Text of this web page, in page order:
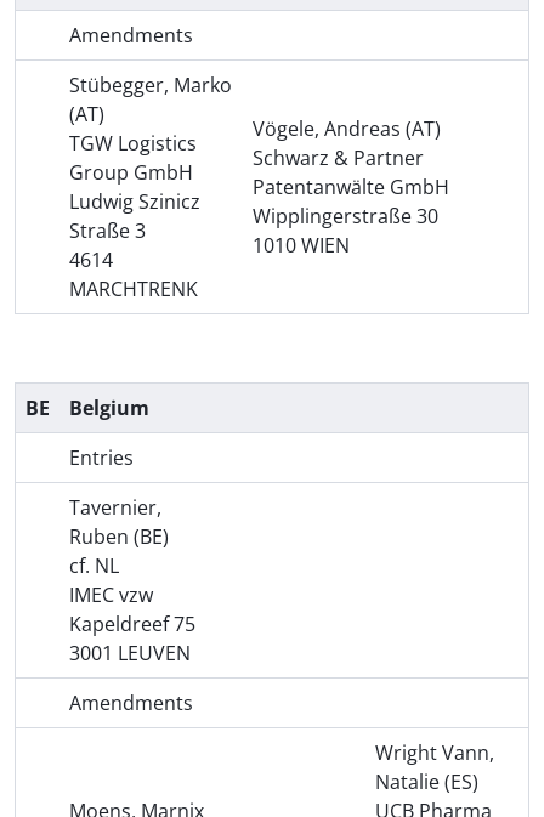
Amendments
Stübegger, Marko
(AT)
TGW Logistics
Group GmbH
Ludwig Szinicz
Straße 3
4614
MARCHTRENK
Vögele, Andreas (AT)
Schwarz & Partner
Patentanwälte GmbH
Wipplingerstraße 30
1010 WIEN
BE
Belgium
Entries
Tavernier,
Ruben (BE)
cf. NL
IMEC vzw
Kapeldreef 75
3001 LEUVEN
Amendments
Moens, Marnix
Wright Vann,
Natalie (ES)
UCB Pharma